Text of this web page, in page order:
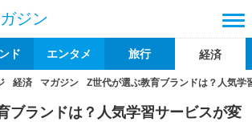
ジン
ド エンタメ 旅行 経済
経済 マガジン Z世代が選ぶ教育ブランドは？人気学
ブランドは？人気学習サービスが変